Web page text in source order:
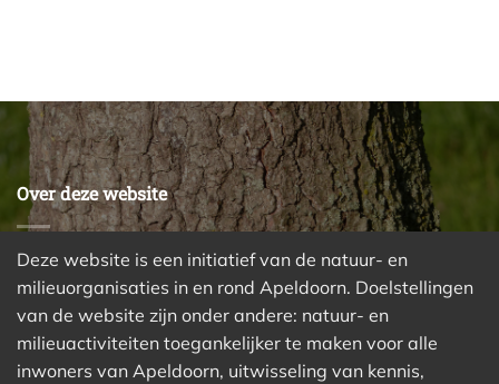
Over deze website
Deze website is een initiatief van de natuur- en
milieuorganisaties in en rond Apeldoorn. Doelstellingen
van de website zijn onder andere: natuur- en
milieuactiviteiten toegankelijker te maken voor alle
inwoners van Apeldoorn, uitwisseling van kennis,